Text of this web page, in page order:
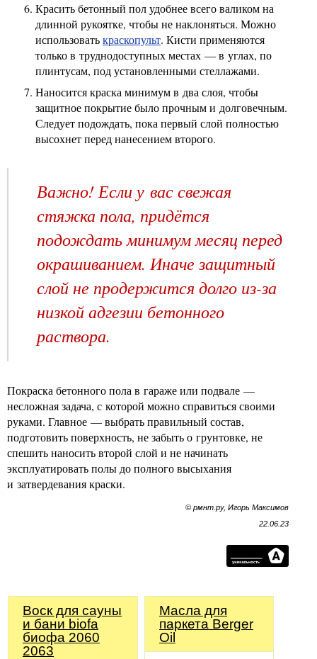
Красить бетонный пол удобнее всего валиком на
длинной рукоятке, чтобы не наклоняться. Можно
использоватькраскопульт. Кисти применяются
только в труднодоступных местах — в углах, по
плинтусам, под установленными стеллажами.
Наносится краска минимум в два слоя, чтобы
защитное покрытие было прочным и долговечным.
Следует подождать, пока первый слой полностью
высохнет перед нанесением второго.
Важно! Если у вас свежая
стяжка пола, придётся
подождать минимум месяц перед
окрашиванием. Иначе защитный
слой не продержится долго из-за
низкой адгезии бетонного
раствора.
Покраска бетонного пола в гараже или подвале —
несложная задача, с которой можно справиться своими
руками. Главное — выбрать правильный состав,
подготовить поверхность, не забыть о грунтовке, не
спешить наносить второй слой и не начинать
эксплуатировать полы до полного высыхания
и затвердевания краски.
© рмнт.ру, Игорь Максимов
22.06.23
Воск для сауны
и бани biofa
биофа 2060
2063
Масла для
паркета Berger
Oil